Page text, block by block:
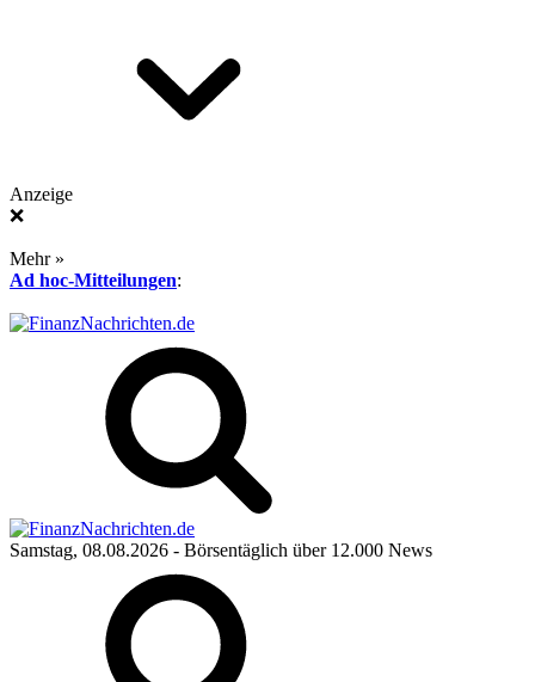
Anzeige
❌
Mehr »
Ad hoc-Mitteilungen:
Samstag, 08.08.2026 - Börsentäglich über 12.000 News